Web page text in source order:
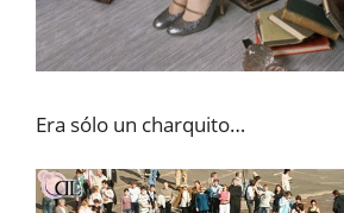
Era sólo un charquito…